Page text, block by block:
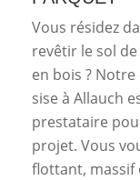
Vous résidez
revêtir le sol
en bois ?
sise à Allauch
prestataire
projet. Vous
flottant, massif